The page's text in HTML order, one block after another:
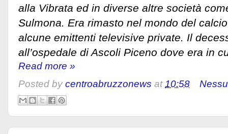
alla Vibrata ed in diverse altre società
Sulmona. Era rimasto nel mondo del
alcune emittenti televisive private. Il
all’ospedale di Ascoli Piceno dove era in
Read more »
Posted by centroabruzzonews at10:58